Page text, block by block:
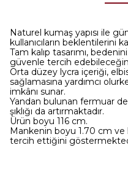
Naturel kumaş yapısı ile
kullanıcıların beklentilerini
Tam kalıp tasarımı,
güvenle tercih
Orta düzey lycra içeriği,
sağlamasına yardımcı
imkânı sunar.
Yandan bulunan fermuar
şıklığı da artırmaktadır.
Ürün boyu 116 cm.
Mankenin boyu 1.70 cm ve
tercih ettiğini